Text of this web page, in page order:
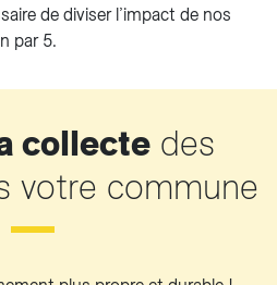
de diviser l’impact de nos
par 5.
collectedes
votre commune